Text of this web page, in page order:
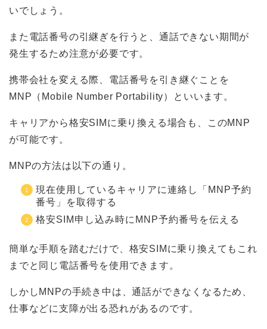
いでしょう。
また電話番号の引継ぎを行うと、通話できない期間が
発生するため注意が必要です。
携帯会社を変える際、電話番号を引き継ぐことを
MNP（Mobile Number Portability）といいます。
キャリアから格安SIMに乗り換える場合も、このMNP
が可能です。
MNPの方法は以下の通り。
現在使用しているキャリアに連絡し「MNP予約
番号」を取得する
格安SIM申し込み時にMNP予約番号を伝える
簡単な手順を踏むだけで、格安SIMに乗り換えてもこれ
までと同じ電話番号を使用できます。
しかしMNPの手続き中は、通話ができなくなるため、
仕事などに支障が出る恐れがあるのです。